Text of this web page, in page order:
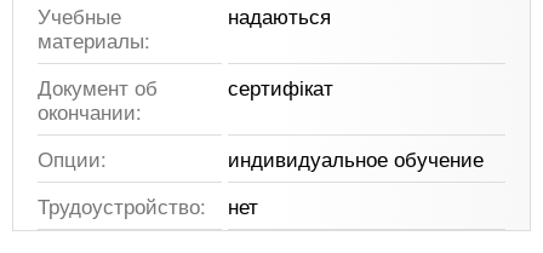
Учебные
материалы:
надаються
Документ об
окончании:
сертифікат
Опции:
индивидуальное обучение
Трудоустройство:
нет